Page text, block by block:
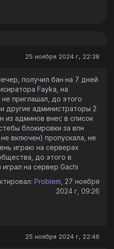
25 ноября 2024 г, 22:38
получил бан на 7 дней
Fayka, на
приглашал, до этого
другие администраторы 2
из админов внес в список
блокировки за впн
включен) пропускала, не
играю на серверах
до этого в
на сервер Gachi
Problem , 27 ноября
2024 г, 09:26
25 ноября 2024 г, 22:46